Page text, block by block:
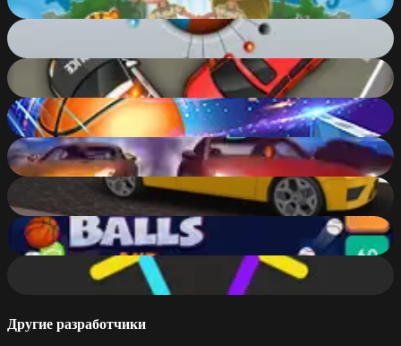
88%
Color Pin
50
Traffic Control
80
Basketball Master
85%
Drag Racing City
77%
Drag Racing Rivals
82%
Balls and Bricks
75 %
Color Switch
74
Другие разработчики